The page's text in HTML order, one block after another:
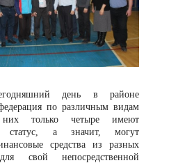
день в районе
по различным видам
только четыре имеют
статус, а значит, могут
средства из разных
свой непосредственной